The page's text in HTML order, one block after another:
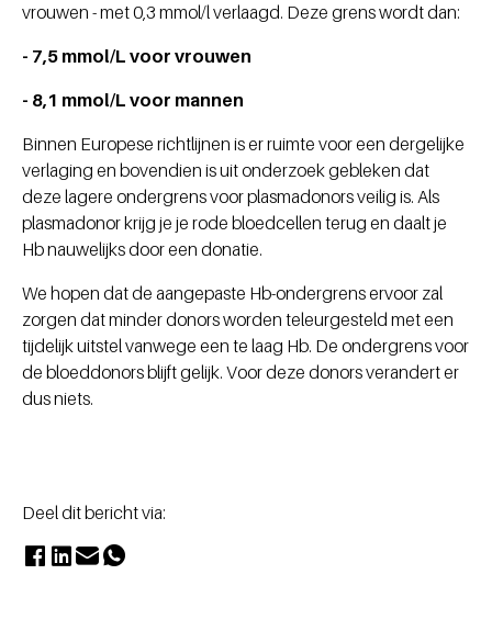
vrouwen - met 0,3 mmol/l verlaagd. Deze grens wordt dan:
- 7,5 mmol/L voor vrouwen
- 8,1 mmol/L voor mannen
Binnen Europese richtlijnen is er ruimte voor een dergelijke
verlaging en bovendien is uit onderzoek gebleken dat
deze lagere ondergrens voor plasmadonors veilig is. Als
plasmadonor krijg je je rode bloedcellen terug en daalt je
Hb nauwelijks door een donatie.
We hopen dat de aangepaste Hb-ondergrens ervoor zal
zorgen dat minder donors worden teleurgesteld met een
tijdelijk uitstel vanwege een te laag Hb. De ondergrens voor
de bloeddonors blijft gelijk. Voor deze donors verandert er
dus niets.
Deel dit bericht via: